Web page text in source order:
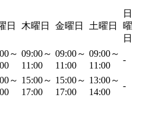
日 木曜日 金曜日 土曜日
日
曜
日
～ 09:00～
11:00
09:00～
11:00
09:00～
11:00
-
～ 15:00～
17:00
15:00～
17:00
13:00～
14:00
-